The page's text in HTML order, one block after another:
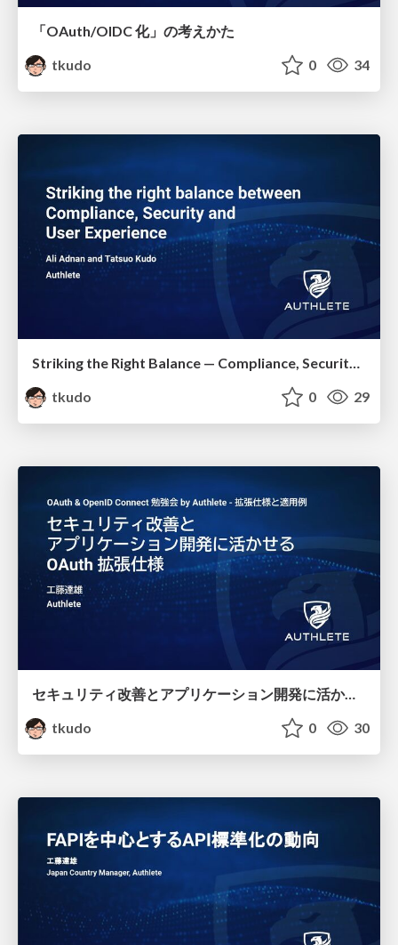
「OAuth/OIDC 化」の考えかた
tkudo
0 34
tkudo
0 29
セキュリティ改善とアプリケーション開発に活かせるOAuth 拡張仕様
tkudo
0 30